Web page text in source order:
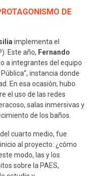
DE
implementa el
Este año, Fernando
a integrantes del equipo
instancia donde
En esa ocasión, hubo
el uso de las redes
salas inmersivas y
de los baños.
cuarto medio, fue
al proyecto: ¿cómo
modo, las y los
sobre la PAES,